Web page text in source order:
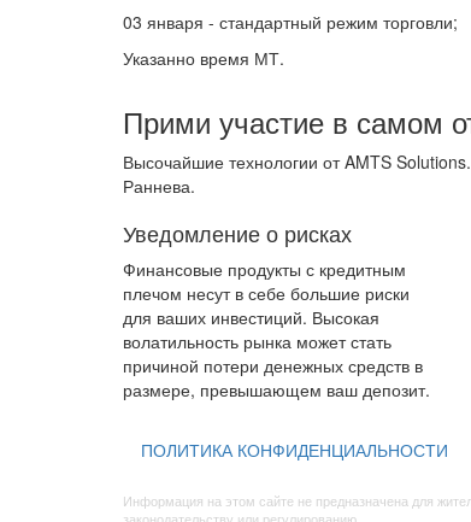
03 января - стандартный режим торговли;
Указанно время МТ.
Прими участие в самом
Высочайшие технологии от AMTS
Раннева.
Уведомление о рисках
Финансовые продукты с кредитным
плечом несут в себе большие риски
для ваших инвестиций. Высокая
волатильность рынка может стать
причиной потери денежных средств в
размере, превышающем ваш депозит.
ПОЛИТИКА КОНФИДЕНЦИАЛЬНОСТИ
Информация на этом сайте не предназначена для